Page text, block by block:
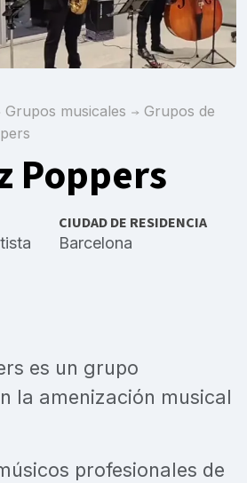
Grupos musicales
Grupos de
Poppers
CIUDAD DE RESIDENCIA
Barcelona
es un grupo
la amenización musical
profesionales de